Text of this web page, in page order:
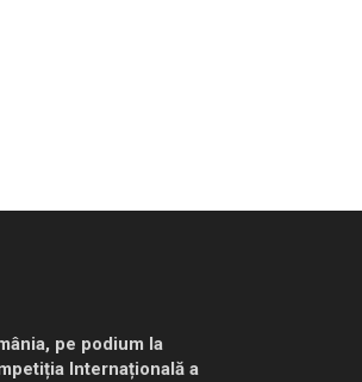
pe podium la
Internațională a